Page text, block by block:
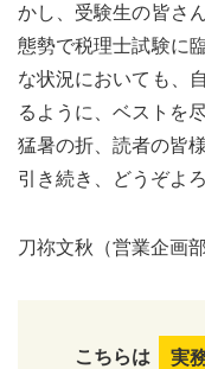
かし、受験生の皆さ
態勢で税理士試験に
な状況においても、
るように、ベストを
猛暑の折、読者の皆
引き続き、どうぞよ
刀祢文秋（営業企画部
こちらは 実